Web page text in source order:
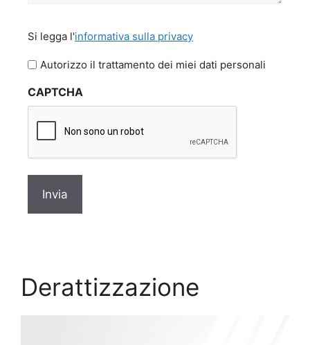
legga
l'informativa
privacy
Si legga l'informativa sulla privacy
Autorizzo il trattamento dei miei dati personali
CAPTCHA
Derattizzazione